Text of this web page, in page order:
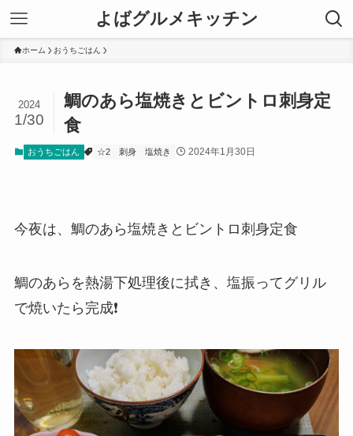
よばグルメキッチン
ホーム おうちごはん
鯛のあら塩焼きとビントロ刺身定
食
2024
1/30
おうちごはん ☆2 刺身 塩焼き 2024年1月30日
今夜は、鯛のあら塩焼きとビントロ刺身定食
鯛のあらを熱湯下処理後に拭き、塩振ってグリル
で焼いたら完成❗